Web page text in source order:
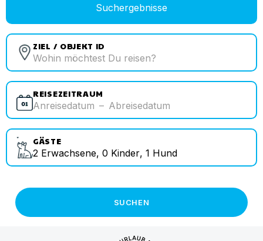
Suchergebnisse
ZIEL / OBJEKT ID
REISEZEITRAUM
Anreisedatum – Abreisedatum
GÄSTE
2 Erwachsene, 0 Kinder, 1 Hund
SUCHEN